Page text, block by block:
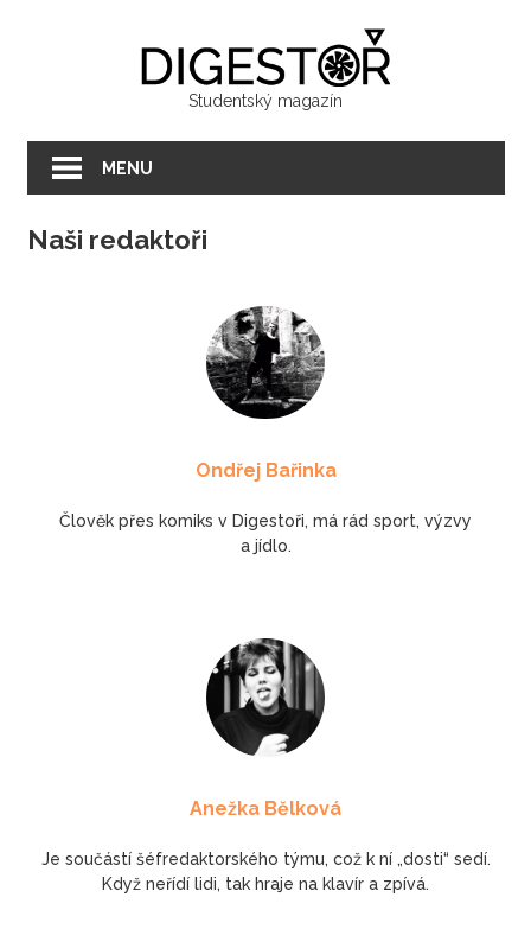
Studentský magazín
MENU
Naši redaktoři
Ondřej Bařinka
Člověk přes komiks v Digestoři, má rád sport, výzvy
a jídlo.
Anežka Bělková
Je součástí šéfredaktorského týmu, což k ní „dosti“ sedí.
Když neřídí lidi, tak hraje na klavír a zpívá.